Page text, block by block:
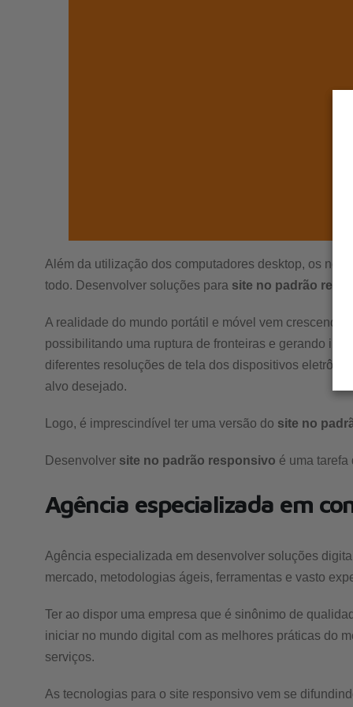
Além da utilização dos computadores desktop, os
todo. Desenvolver soluções para site no padrão
A realidade do mundo portátil e móvel vem
possibilitando uma ruptura de fronteiras e gerando
diferentes resoluções de tela dos dispositivos
alvo desejado.
Logo, é imprescindível ter uma versão do site no
Desenvolver site no padrão responsivo é uma
Agência especializada em
Agência especializada em desenvolver soluções
mercado, metodologias ágeis, ferramentas e vasto
Ter ao dispor uma empresa que é sinônimo de
iniciar no mundo digital com as melhores práticas do
serviços.
As tecnologias para o site responsivo vem se